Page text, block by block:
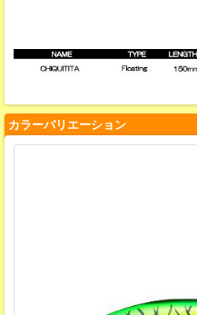
カラーバリエーション